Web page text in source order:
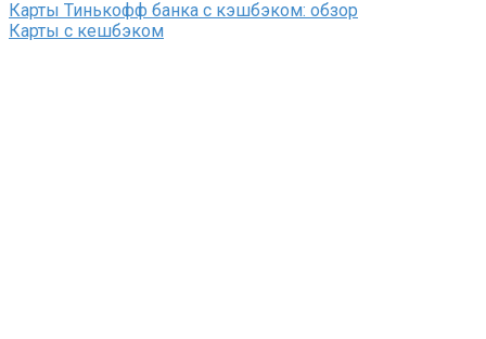
Карты Тинькофф банка с кэшбэком: обзор
Карты с кешбэком